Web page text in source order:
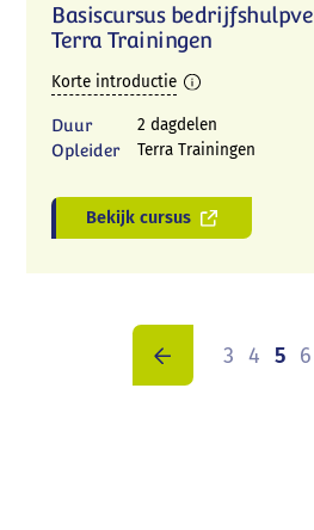
Basiscursus
Terra Trainingen
Korte introductie
Duur
2 dagdelen
Opleider
Terra Trainingen
Bekijk cursus
3 4 5 6